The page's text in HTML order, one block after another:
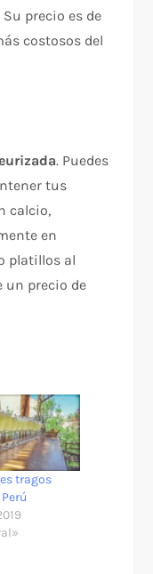
precio es de
costosos del
. Puedes
tus
calcio,
en
platillos al
un precio de
tragos